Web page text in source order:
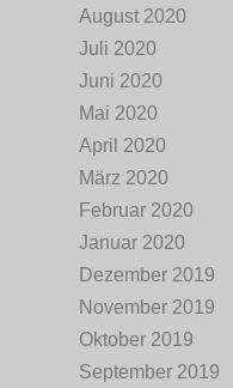
August 2020
Juli 2020
Juni 2020
Mai 2020
April 2020
März 2020
Februar 2020
Januar 2020
Dezember 2019
November 2019
Oktober 2019
September 2019